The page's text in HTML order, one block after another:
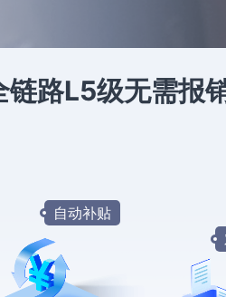
链路L5级无需报
对账
结算
自动补贴